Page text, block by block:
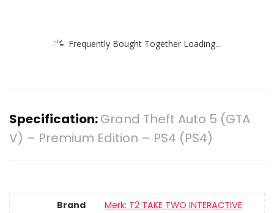
Frequently Bought Together Loading...
Specification:Grand Theft Auto 5 (GTA
V) – Premium Edition – PS4 (PS4)
Brand Merk: T2 TAKE TWO INTERACTIVE